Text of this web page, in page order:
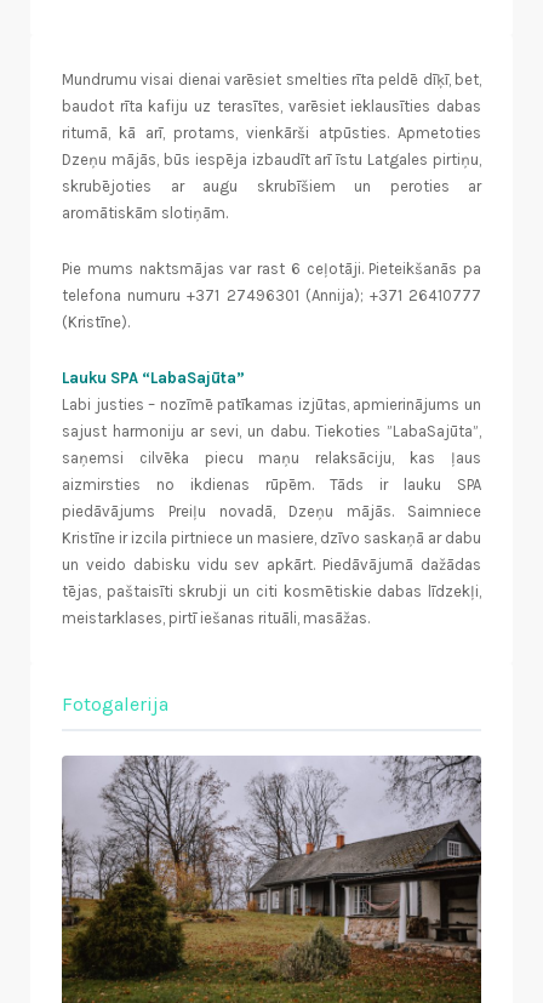
Mundrumu visai dienai varēsiet smelties rīta peldē dīķī, bet,
baudot rīta kafiju uz terasītes, varēsiet ieklausīties dabas
ritumā, kā arī, protams, vienkārši atpūsties. Apmetoties
Dzeņu mājās, būs iespēja izbaudīt arī īstu Latgales pirtiņu,
skrubējoties ar augu skrubīšiem un peroties ar
aromātiskām slotiņām.
Pie mums naktsmājas var rast 6 ceļotāji. Pieteikšanās pa
telefona numuru +371 27496301 (Annija); +371 26410777
(Kristīne).
Lauku SPA “LabaSajūta”
Labi justies – nozīmē patīkamas izjūtas, apmierinājums un
sajust harmoniju ar sevi, un dabu. Tiekoties ”LabaSajūta”,
saņemsi cilvēka piecu maņu relaksāciju, kas ļaus
aizmirsties no ikdienas rūpēm. Tāds ir lauku SPA
piedāvājums Preiļu novadā, Dzeņu mājās. Saimniece
Kristīne ir izcila pirtniece un masiere, dzīvo saskaņā ar dabu
un veido dabisku vidu sev apkārt. Piedāvājumā dažādas
tējas, paštaisīti skrubji un citi kosmētiskie dabas līdzekļi,
meistarklases, pirtī iešanas rituāli, masāžas.
Fotogalerija